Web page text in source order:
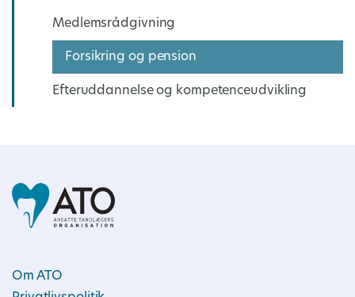
Medlemsrådgivning
Forsikring og pension
Efteruddannelse og kompetenceudvikling
Om ATO